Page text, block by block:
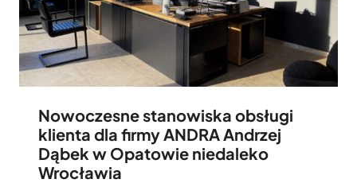
Nowoczesne stanowiska obsługi
klienta dla firmy ANDRA Andrzej
Dąbek w Opatowie niedaleko
Wrocławia